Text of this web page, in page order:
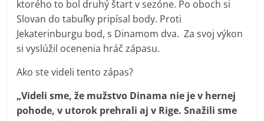
ktorého to bol druhý štart v sezóne. Po oboch si
Slovan do tabuľky pripísal body. Proti
Jekaterinburgu bod, s Dinamom dva. Za svoj výkon
si vyslúžil ocenenia hráč zápasu.
Ako ste videli tento zápas?
„Videli sme, že mužstvo Dinama nie je v hernej
pohode, v utorok prehrali aj v Rige. Snažili sme